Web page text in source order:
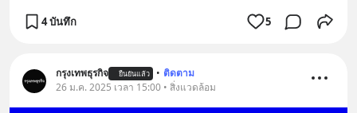
4 บันทึก 5
กรุงเทพธุรกิจ ยืนยันแล้ว • ติดตาม
26 ม.ค. 2025 เวลา 15:00 • สิ่งแวดล้อม